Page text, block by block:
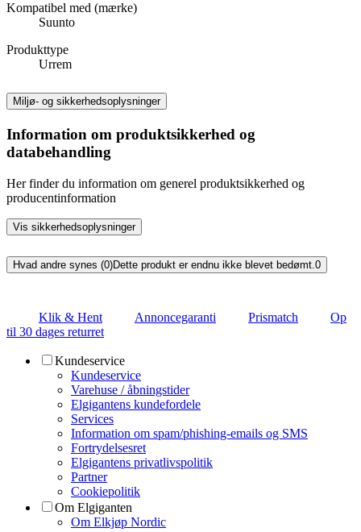
Kompatibel med (mærke)
Suunto
Produkttype
Urrem
Miljø- og sikkerhedsoplysninger
Information om produktsikkerhed og
databehandling
Her finder du information om generel produktsikkerhed og
producentinformation
Vis sikkerhedsoplysninger
Hvad andre synes (0)Dette produkt er endnu ikke blevet bedømt. 0
Klik & Hent Annoncegaranti Prismatch
Op
til 30 dages returret
Kundeservice
Kundeservice
Varehuse / åbningstider
Elgigantens kundefordele
Services
Information om spam/phishing-emails og SMS
Fortrydelsesret
Elgigantens privatlivspolitik
Partner
Cookiepolitik
Om Elgiganten
Om Elkjøp Nordic